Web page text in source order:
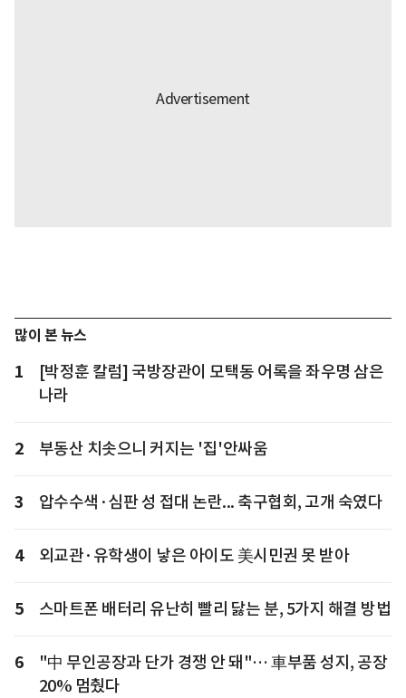
많이 본 뉴스
1
[박정훈 칼럼] 국방장관이 모택동 어록을 좌우명 삼은
나라
2 부동산 치솟으니 커지는 '집'안싸움
3 압수수색·심판 성 접대 논란... 축구협회, 고개 숙였다
4 외교관·유학생이 낳은 아이도 美시민권 못 받아
5 스마트폰 배터리 유난히 빨리 닳는 분, 5가지 해결 방법
6
"中 무인공장과 단가 경쟁 안 돼"… 車부품 성지, 공장
20% 멈췄다